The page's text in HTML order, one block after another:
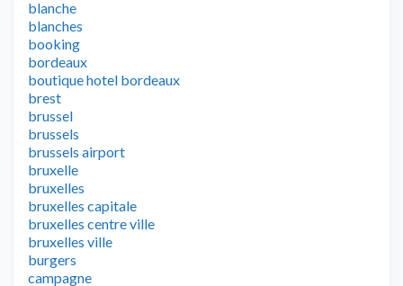
blanche
blanches
booking
bordeaux
boutique hotel bordeaux
brest
brussel
brussels
brussels airport
bruxelle
bruxelles
bruxelles capitale
bruxelles centre ville
bruxelles ville
burgers
campagne